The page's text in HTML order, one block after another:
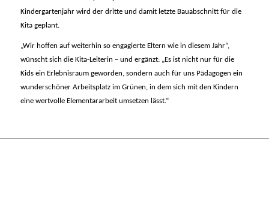
Kindergartenjahr wird der dritte und damit letzte Bauabschnitt für die
Kita geplant.
„Wir hoffen auf weiterhin so engagierte Eltern wie in diesem Jahr“,
wünscht sich die Kita-Leiterin – und ergänzt: „Es ist nicht nur für die
Kids ein Erlebnisraum geworden, sondern auch für uns Pädagogen ein
wunderschöner Arbeitsplatz im Grünen, in dem sich mit den Kindern
eine wertvolle Elementararbeit umsetzen lässt.“